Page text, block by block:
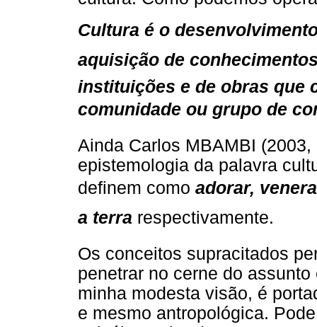
Cultura é o
aquisição de
instituições e de obras que
comunidade ou grupo de
Ainda Carlos MBAMBI
epistemologia da palavra
definem como adorar,
a terra respectivamente.
Os conceitos supracitados
penetrar no cerne do
minha modesta visão, é
e mesmo antropológica.